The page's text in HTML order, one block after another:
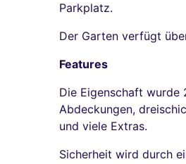
Parkplatz.
Der Garten verfügt
Features
Die Eigenschaft wurde
Abdeckungen,
und viele Extras.
Sicherheit wird durch